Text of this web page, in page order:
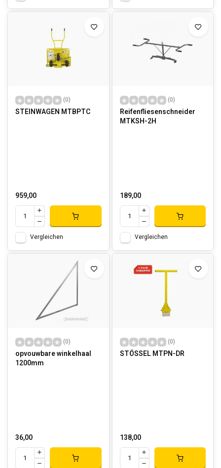
(0)
STEINWAGEN MTBPTC
959,00
Vergleichen
(0)
Reifenfliesenschneider
MTKSH-2H
189,00
Vergleichen
(0)
opvouwbare winkelhaal
1200mm
36,00
(0)
STÖSSEL MTPN-DR
138,00